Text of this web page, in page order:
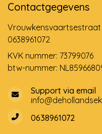
Contactgegevens
Vrouwkensvaartsestraat
0638961072
KVK nummer: 73799076
btw-nummer:
Support via email
0638961072